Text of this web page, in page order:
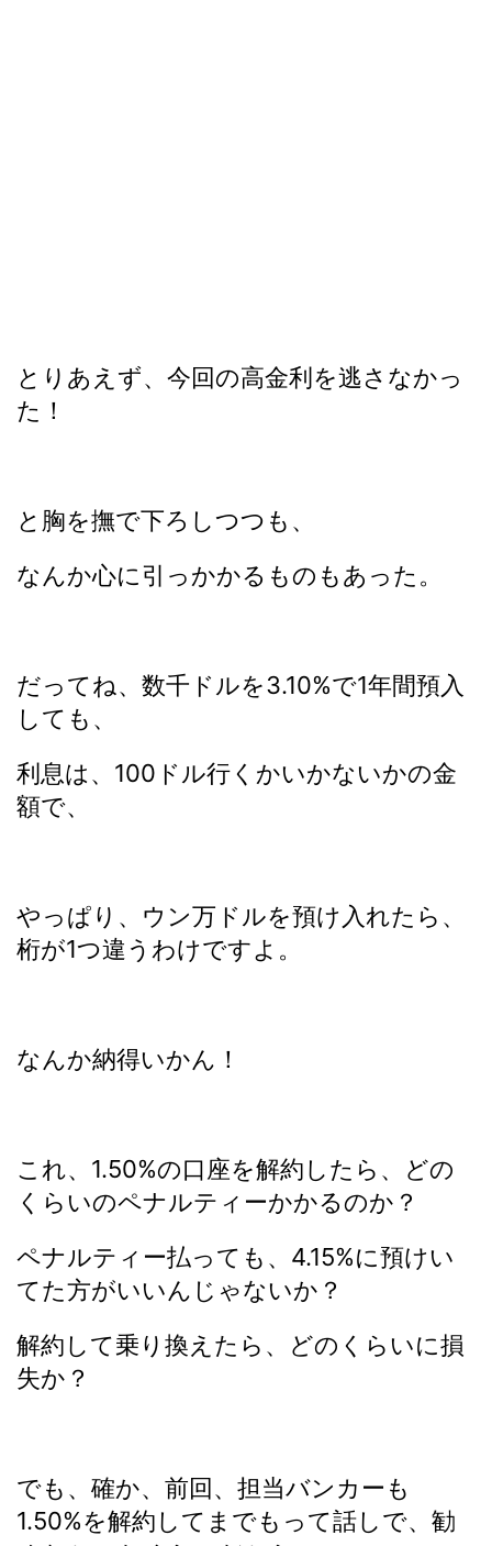
とりあえず、今回の高金利を逃さなかっ
た！
と胸を撫で下ろしつつも、
なんか心に引っかかるものもあった。
だってね、数千ドルを3.10%で1年間預入
しても、
利息は、100ドル行くかいかないかの金
額で、
やっぱり、ウン万ドルを預け入れたら、
桁が1つ違うわけですよ。
なんか納得いかん！
これ、1.50%の口座を解約したら、どの
くらいのペナルティーかかるのか？
ペナルティー払っても、4.15%に預けい
てた方がいいんじゃないか？
解約して乗り換えたら、どのくらいに損
失か？
でも、確か、前回、担当バンカーも
1.50%を解約してまでもって話しで、勧